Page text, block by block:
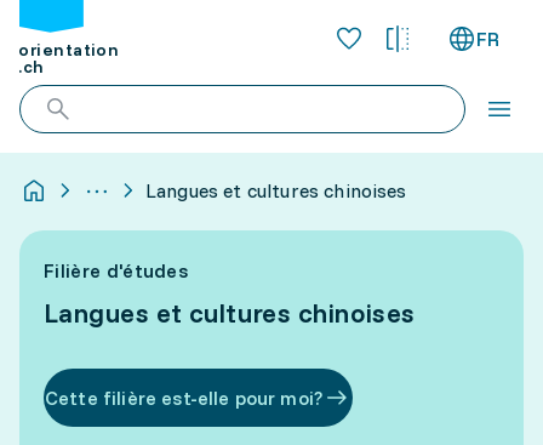
orientation
.ch
FR
Langues et cultures chinoises
Filière d'études
Langues et cultures chinoises
Cette filière est-elle pour moi?